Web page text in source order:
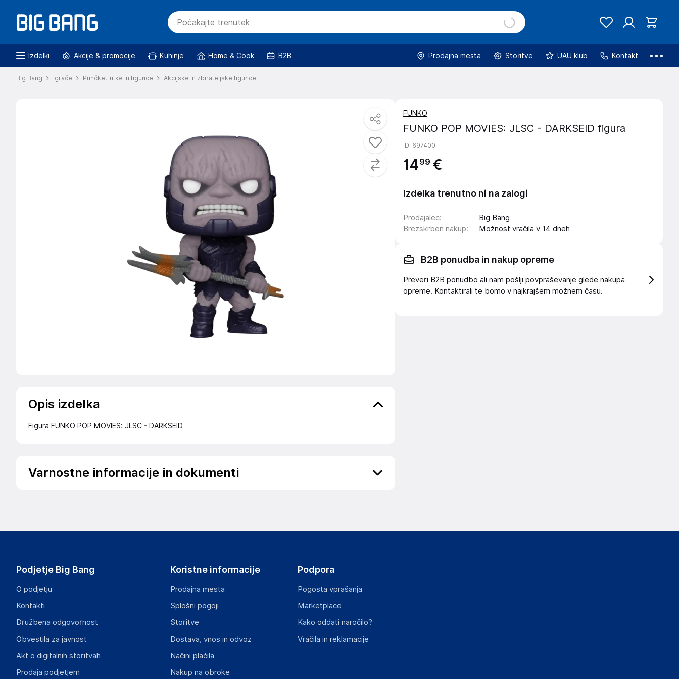
Izdelki Akcije & promocije Kuhinje Home & Cook B2B Prodajna mesta Storitve UAU klub Kontakt
Big Bang Igrače Punčke, lutke in figurice Akcijske in zbirateljske figurice
Opis izdelka
Figura FUNKO POP MOVIES: JLSC - DARKSEID
Varnostne informacije in dokumenti
https://funko.com/
Gospodarski subjekt s sedežem v EU, ki zagotavlja skladnost izdelka z zahtevanimi predpisi.
Zuidplein 36; 1077 XV Amsterdam
The Netherlands
FUNKO
FUNKO POP MOVIES: JLSC - DARKSEID figura
ID: 697400
1499 €
Izdelka trenutno ni na zalogi
Prodajalec:
Big Bang
Brezskrben nakup: Možnost vračila v 14 dneh
B2B ponudba in nakup opreme
Preveri B2B ponudbo ali nam pošlji povpraševanje glede nakupa
opreme. Kontaktirali te bomo v najkrajšem možnem času.
Podjetje Big Bang
O podjetju
Kontakti
Družbena odgovornost
Obvestila za javnost
Akt o digitalnih storitvah
Prodaja podjetjem
Koristne informacije
Prodajna mesta
Splošni pogoji
Storitve
Dostava, vnos in odvoz
Načini plačila
Nakup na obroke
Podpora
Pogosta vprašanja
Marketplace
Kako oddati naročilo?
Vračila in reklamacije